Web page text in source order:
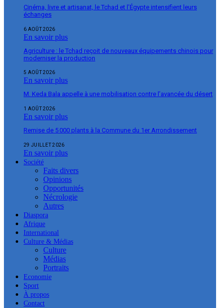
Cinéma, livre et artisanat, le Tchad et l’Égypte intensifient leurs
échanges
6 AOÛT 2026
En savoir plus
Agriculture : le Tchad reçoit de nouveaux équipements chinois pour
moderniser la production
5 AOÛT 2026
En savoir plus
M. Keda Bala appelle à une mobilisation contre l’avancée du désert
1 AOÛT 2026
En savoir plus
Remise de 5 000 plants à la Commune du 1er Arrondissement
29 JUILLET 2026
En savoir plus
Société
Faits divers
Opinions
Opportunités
Nécrologie
Autres
Diaspora
Afrique
International
Culture & Médias
Culture
Médias
Portraits
Economie
Sport
À propos
Contact